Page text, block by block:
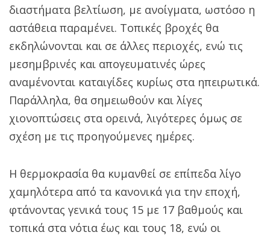
διαστήματα βελτίωση, με ανοίγματα, ωστόσο η
αστάθεια παραμένει. Τοπικές βροχές θα
εκδηλώνονται και σε άλλες περιοχές, ενώ τις
μεσημβρινές και απογευματινές ώρες
αναμένονται καταιγίδες κυρίως στα ηπειρωτικά.
Παράλληλα, θα σημειωθούν και λίγες
χιονοπτώσεις στα ορεινά, λιγότερες όμως σε
σχέση με τις προηγούμενες ημέρες.
Η θερμοκρασία θα κυμανθεί σε επίπεδα λίγο
χαμηλότερα από τα κανονικά για την εποχή,
φτάνοντας γενικά τους 15 με 17 βαθμούς και
τοπικά στα νότια έως και τους 18, ενώ οι